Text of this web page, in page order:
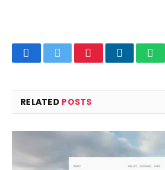
FacebookTwitterPinterestLinkedIn
RELATED POSTS